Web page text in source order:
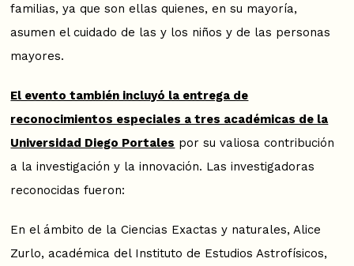
familias, ya que son ellas quienes, en su mayoría,
asumen el cuidado de las y los niños y de las personas
mayores.
El evento también incluyó la entrega de
reconocimientos especiales a tres académicas de la
Universidad Diego Portales por su valiosa contribución
a la investigación y la innovación. Las investigadoras
reconocidas fueron:
En el ámbito de la Ciencias Exactas y naturales, Alice
Zurlo, académica del Instituto de Estudios Astrofísicos,